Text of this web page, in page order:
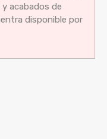
acabados de
disponible por